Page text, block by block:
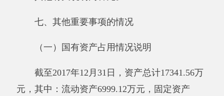
出601.94万元，对个人和家庭的补助89.86万元。
工资福利支出主要用于发放我院在职人员工资；
费等办公费用；对个人和家庭家庭补助主要用于
支付财政供养抚恤金。